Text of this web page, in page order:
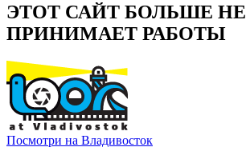
ЭТОТ САЙТ БОЛЬШЕ НЕ
ПРИНИМАЕТ РАБОТЫ
Посмотри на Владивосток